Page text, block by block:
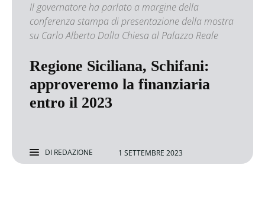
Il governatore ha parlato a margine della
conferenza stampa di presentazione della mostra
su Carlo Alberto Dalla Chiesa al Palazzo Reale
Regione Siciliana, Schifani:
approveremo la finanziaria
entro il 2023
DI REDAZIONE 1 SETTEMBRE 2023